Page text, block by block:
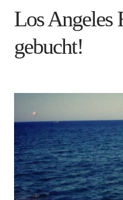
Los Angeles
gebucht!